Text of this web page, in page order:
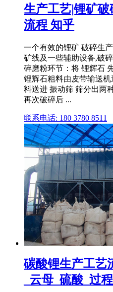
生产工艺|锂矿
流程 知乎
一个有效的锂矿 破碎生
矿线及一些辅助设备,破
碎磨粉环节：将 锂辉石
锂辉石粗料由皮带输送
料送进 振动筛 筛分出两
再次破碎后 ...
联系电话: 180 3780 8511
碳酸锂生产工艺
_云母_硫酸_过程